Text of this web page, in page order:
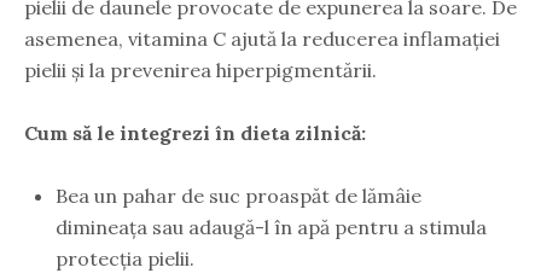
pielii de daunele provocate de expunerea la soare. De
asemenea, vitamina C ajută la reducerea inflamației
pielii și la prevenirea hiperpigmentării.
Cum să le integrezi în dieta zilnică:
Bea un pahar de suc proaspăt de lămâie
dimineața sau adaugă-l în apă pentru a stimula
protecția pielii.